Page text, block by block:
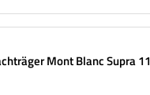
Mont Blanc Supra 11